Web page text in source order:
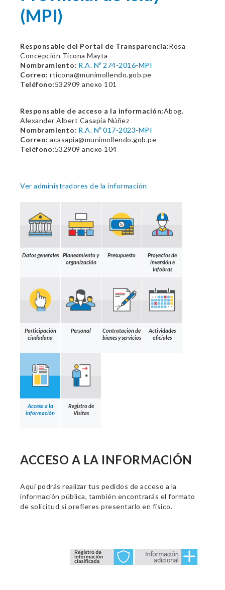
(MPI)
Responsable del Portal de Transparencia:Rosa
Concepción Ticona Mayta
Nombramiento: R.A. Nº 274-2016-MPI
Correo: rticona@munimollendo.gob.pe
Teléfono:532909 anexo 101
Responsable de acceso a la información:Abog.
Alexander Albert Casapia Núñez
Nombramiento: R.A. Nº 017-2023-MPI
Correo: acasapia@munimollendo.gob.pe
Teléfono:532909 anexo 104
Ver administradores de la información
Datos generales
Planeamiento y
organización
Presupuesto
Proyectos de
inversión e
Infobras
Participación
ciudadana
Personal
Contratación de
bienes y servicios
Actividades
oficiales
Acceso a la
información
Registro de
Visitas
ACCESO A LA INFORMACIÓN
Aquí podrás realizar tus pedidos de acceso a la
información pública, también encontrarás el formato
de solicitud si prefieres presentarlo en físico.